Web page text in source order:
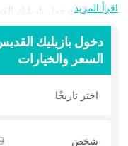
تبدأ الجولة بدخول
الداخلية الفخمة. أُعجب بتمثال
والفسيفساء الجميلة التي
تفاصيل مذهلة تجعلها موقعاً
تسلّق إلى القمة وشاهد
اقرأ المزيد
دخول بازيليك
السعر والخيارات
اختر تاريخًا
شخص